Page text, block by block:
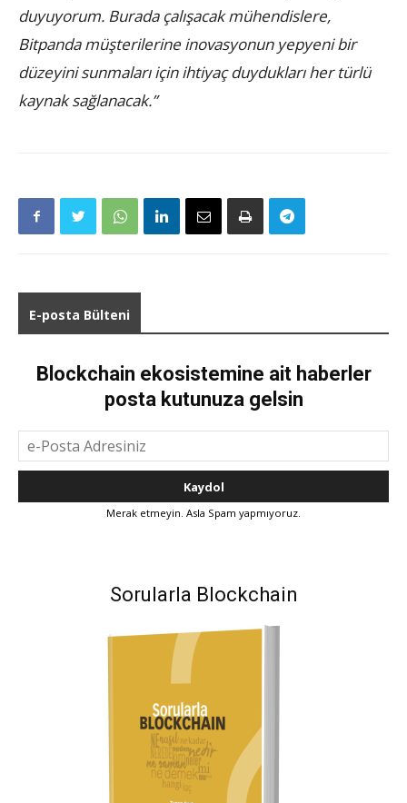
duyuyorum. Burada çalışacak mühendislere,
Bitpanda müşterilerine inovasyonun yepyeni bir
düzeyini sunmaları için ihtiyaç duydukları her türlü
kaynak sağlanacak.”
E-posta Bülteni
Blockchain ekosistemine ait haberler
posta kutunuza gelsin
Merak etmeyin. Asla Spam yapmıyoruz.
Sorularla Blockchain